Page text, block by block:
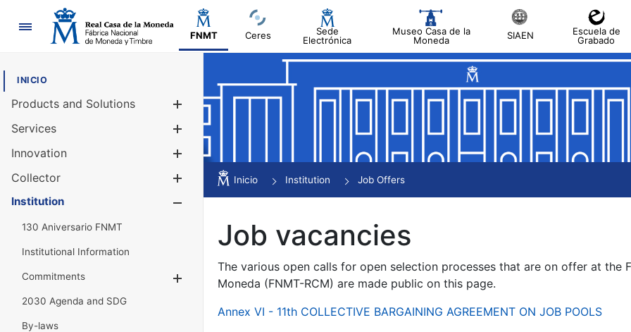
Navigation
FNMT Ceres
Sede
Electrónica
Museo Casa de la
Moneda
SIAEN
Escuela de
Grabado
INICIO
Products and Solutions
Services
Innovation
Collector
Show/Hide
Institution
130 Aniversario FNMT
Institutional Information
Commitments
Show/Hide
2030 Agenda and SDG
By-laws
Inicio Institution Job Offers
Job vacancies
The various open calls for open selection processes that are on offer at the
Moneda (FNMT-RCM) are made public on this page.
Annex VI - 11th COLLECTIVE BARGAINING AGREEMENT ON JOB POOLS